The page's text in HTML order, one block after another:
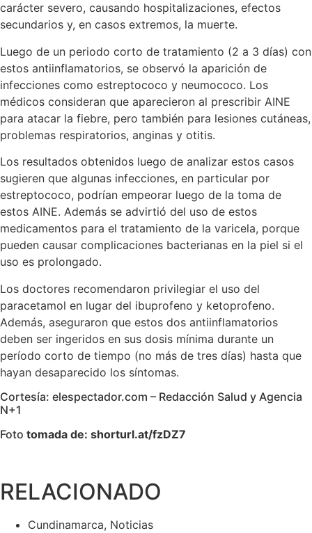
carácter severo, causando hospitalizaciones, efectos
secundarios y, en casos extremos, la muerte.
Luego de un periodo corto de tratamiento (2 a 3 días) con
estos antiinflamatorios, se observó la aparición de
infecciones como estreptococo y neumococo. Los
médicos consideran que aparecieron al prescribir AINE
para atacar la fiebre, pero también para lesiones cutáneas,
problemas respiratorios, anginas y otitis.
Los resultados obtenidos luego de analizar estos casos
sugieren que algunas infecciones, en particular por
estreptococo, podrían empeorar luego de la toma de
estos AINE. Además se advirtió del uso de estos
medicamentos para el tratamiento de la varicela, porque
pueden causar complicaciones bacterianas en la piel si el
uso es prolongado.
Los doctores recomendaron privilegiar el uso del
paracetamol en lugar del ibuprofeno y ketoprofeno.
Además, aseguraron que estos dos antiinflamatorios
deben ser ingeridos en sus dosis mínima durante un
período corto de tiempo (no más de tres días) hasta que
hayan desaparecido los síntomas.
Cortesía: elespectador.com – Redacción Salud y Agencia
N+1
Foto tomada de: shorturl.at/fzDZ7
RELACIONADO
Cundinamarca, Noticias